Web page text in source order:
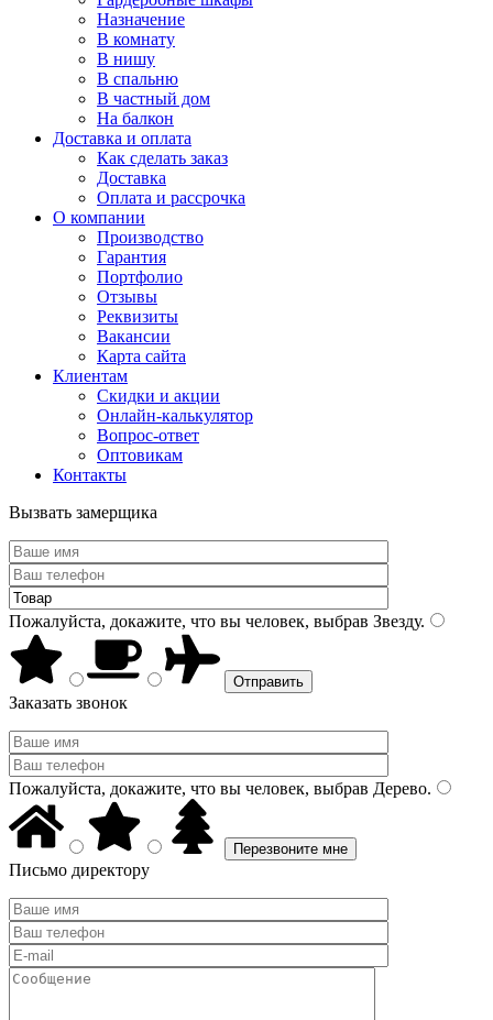
Назначение
В комнату
В нишу
В спальню
В частный дом
На балкон
Доставка и оплата
Как сделать заказ
Доставка
Оплата и рассрочка
О компании
Производство
Гарантия
Портфолио
Отзывы
Реквизиты
Вакансии
Карта сайта
Клиентам
Скидки и акции
Онлайн-калькулятор
Вопрос-ответ
Оптовикам
Контакты
Вызвать замерщика
Пожалуйста, докажите, что вы человек, выбрав Звезду.
Заказать звонок
Пожалуйста, докажите, что вы человек, выбрав Дерево.
Письмо директору